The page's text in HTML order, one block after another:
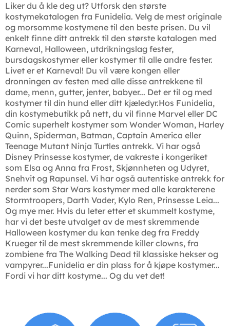
Liker du å kle deg ut? Utforsk den største
kostymekatalogen fra Funidelia. Velg de mest originale
og morsomme kostymene til den beste prisen. Du vil
enkelt finne ditt antrekk til den største katalogen med
Karneval, Halloween, utdrikningslag fester,
bursdagskostymer eller kostymer til alle andre fester.
Livet er et Karneval! Du vil være kongen eller
dronningen av festen med alle disse antrekkene til
dame, menn, gutter, jenter, babyer... Det er til og med
kostymer til din hund eller ditt kjæledyr.Hos Funidelia,
din kostymebutikk på nett, du vil finne Marvel eller DC
Comic superhelt kostymer som Wonder Woman, Harley
Quinn, Spiderman, Batman, Captain America eller
Teenage Mutant Ninja Turtles antrekk. Vi har også
Disney Prinsesse kostymer, de vakreste i kongeriket
som Elsa og Anna fra Frost, Skjønnheten og Udyret,
Snehvit og Rapunsel. Vi har også autentiske antrekk for
nerder som Star Wars kostymer med alle karakterene
Stormtroopers, Darth Vader, Kylo Ren, Prinsesse Leia...
Og mye mer. Hvis du leter etter et skummelt kostyme,
har vi det beste utvalget av de mest skremmende
Halloween kostymer du kan tenke deg fra Freddy
Krueger til de mest skremmende killer clowns, fra
zombiene fra The Walking Dead til klassiske hekser og
vampyrer...Funidelia er din plass for å kjøpe kostymer...
Fordi vi har ditt kostyme... Og du vet det!